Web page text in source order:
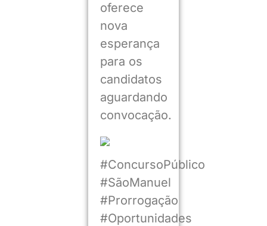
oferece
nova
esperança
para os
candidatos
aguardando
convocação.
#ConcursoPúblico
#SãoManuel
#Prorrogação
#Oportunidades